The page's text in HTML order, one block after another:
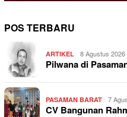
POS TERBARU
ARTIKEL 8 Agustus 2026
Pilwana di
PASAMAN BARAT 7
CV Bangunan